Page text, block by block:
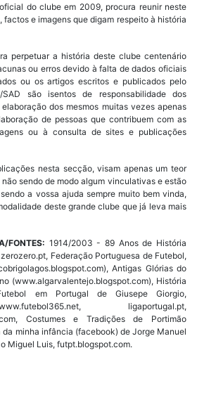
do clube em 2009, procura reunir neste
e imagens que digam respeito à história
perpetuar a história deste clube centenário
ou erros devido à falta de dados oficiais
ou os artigos escritos e publicados pelo
são isentos de responsabilidade dos
dos mesmos muitas vezes apenas
de pessoas que contribuem com as
ou à consulta de sites e publicações
nesta secção, visam apenas um teor
sendo de modo algum vinculativas e estão
a vossa ajuda sempre muito bem vinda,
deste grande clube que já leva mais
FONTES: 1914/2003 - 89 Anos de História
Federação Portuguesa de Futebol,
Antigas Glórias do
(www.algarvalentejo.blogspot.com), História
em Portugal de Giusepe Giorgio,
ligaportugal.pt,
Costumes e Tradições de Portimão
da minha infância (facebook) de Jorge Manuel
Miguel Luis, futpt.blogspot.com.